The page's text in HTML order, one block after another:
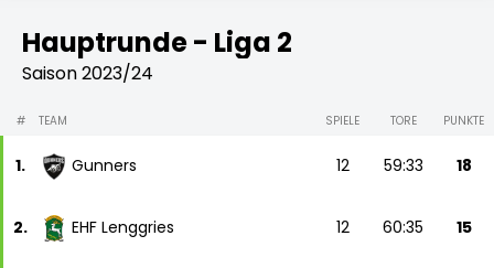
Hauptrunde - Liga 2
Saison 2023/24
# TEAM SPIELE TORE PUNKTE
1. Gunners 12 59:33 18
2. EHF Lenggries 12 60:35 15